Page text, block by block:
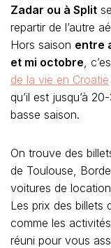
Zadar ou à Split
repartir de l’autre
Hors saison entre
et mi octobre ,
de la vie en Croatie
qu’il est jusqu’à
basse saison.
On trouve des
de Toulouse,
voitures de
Les prix des billets
comme les
réuni pour vous